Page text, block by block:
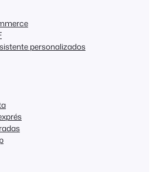
personalizados